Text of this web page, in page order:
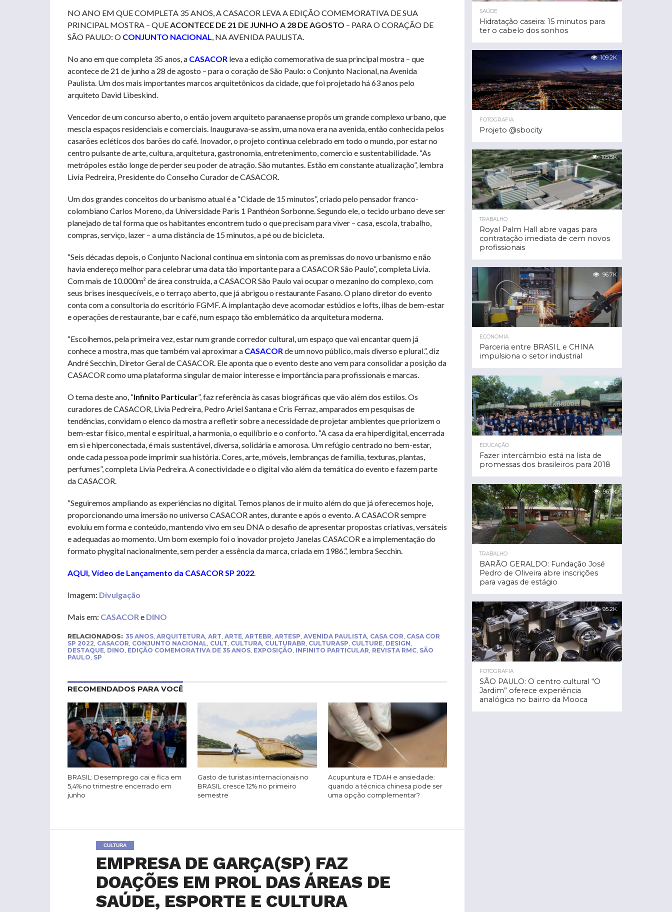
NO ANO EM QUE COMPLETA 35 ANOS, A CASACOR LEVA A EDIÇÃO COMEMORATIVA DE SUA
PRINCIPAL MOSTRA – QUEACONTECE DE 21 DE JUNHO A 28 DE AGOSTO – PARA O CORAÇÃO DE
SÃO PAULO: O CONJUNTO NACIONAL, NA AVENIDA PAULISTA.
No ano em que completa 35 anos, a CASACORleva a edição comemorativa de sua principal mostra – que
acontece de 21 de junho a 28 de agosto – para o coração de São Paulo: o Conjunto Nacional, na Avenida
Paulista. Um dos mais importantes marcos arquitetônicos da cidade, que foi projetado há 63 anos pelo
arquiteto David Libeskind.
Vencedor de um concurso aberto, o então jovem arquiteto paranaense propôs um grande complexo urbano, que
mescla espaços residenciais e comerciais. Inaugurava-se assim, uma nova era na avenida, então conhecida pelos
casarões ecléticos dos barões do café. Inovador, o projeto continua celebrado em todo o mundo, por estar no
centro pulsante de arte, cultura, arquitetura, gastronomia, entretenimento, comercio e sustentabilidade. “As
metrópoles estão longe de perder seu poder de atração. São mutantes. Estão em constante atualização”, lembra
Livia Pedreira, Presidente do Conselho Curador de CASACOR.
Um dos grandes conceitos do urbanismo atual é a “Cidade de 15 minutos”, criado pelo pensador franco-
colombiano Carlos Moreno, da Universidade Paris 1 Panthéon Sorbonne. Segundo ele, o tecido urbano deve ser
planejado de tal forma que os habitantes encontrem tudo o que precisam para viver – casa, escola, trabalho,
compras, serviço, lazer – a uma distância de 15 minutos, a pé ou de bicicleta.
“Seis décadas depois, o Conjunto Nacional continua em sintonia com as premissas do novo urbanismo e não
havia endereço melhor para celebrar uma data tão importante para a CASACOR São Paulo”, completa Livia.
Com mais de 10.000m² de área construída, a CASACOR São Paulo vai ocupar o mezanino do complexo, com
seus brises inesquecíveis, e o terraço aberto, que já abrigou o restaurante Fasano. O plano diretor do evento
conta com a consultoria do escritório FGMF. A implantação deve acomodar estúdios e lofts, ilhas de bem-estar
e operações de restaurante, bar e café, num espaço tão emblemático da arquitetura moderna.
“Escolhemos, pela primeira vez, estar num grande corredor cultural, um espaço que vai encantar quem já
conhece a mostra, mas que também vai aproximar a CASACORde um novo público, mais diverso e plural.”, diz
André Secchin, Diretor Geral de CASACOR. Ele aponta que o evento deste ano vem para consolidar a posição da
CASACOR como uma plataforma singular de maior interesse e importância para profissionais e marcas.
O tema deste ano, “Infinito Particular”, faz referência às casas biográficas que vão além dos estilos. Os
curadores de CASACOR, Livia Pedreira, Pedro Ariel Santana e Cris Ferraz, amparados em pesquisas de
tendências, convidam o elenco da mostra a refletir sobre a necessidade de projetar ambientes que priorizem o
bem-estar físico, mental e espiritual, a harmonia, o equilíbrio e o conforto. “A casa da era hiperdigital, encerrada
em si e hiperconectada, é mais sustentável, diversa, solidária e amorosa. Um refúgio centrado no bem-estar,
onde cada pessoa pode imprimir sua história. Cores, arte, móveis, lembranças de família, texturas, plantas,
perfumes”, completa Livia Pedreira. A conectividade e o digital vão além da temática do evento e fazem parte
da CASACOR.
“Seguiremos ampliando as experiências no digital. Temos planos de ir muito além do que já oferecemos hoje,
proporcionando uma imersão no universo CASACOR antes, durante e após o evento. A CASACOR sempre
evoluiu em forma e conteúdo, mantendo vivo em seu DNA o desafio de apresentar propostas criativas, versáteis
e adequadas ao momento. Um bom exemplo foi o inovador projeto Janelas CASACOR e a implementação do
formato phygital nacionalmente, sem perder a essência da marca, criada em 1986.”, lembra Secchin.
AQUI, Vídeo de Lançamento da CASACOR SP 2022.
Imagem: Divulgação
Mais em: CASACOR e DINO
RELACIONADOS: 35 ANOS, ARQUITETURA, ART, ARTE, ARTEBR, ARTESP, AVENIDA PAULISTA, CASA COR, CASA COR
SP 2022, CASACOR, CONJUNTO NACIONAL, CULT, CULTURA, CULTURABR, CULTURASP, CULTURE, DESIGN,
DESTAQUE, DINO, EDIÇÃO COMEMORATIVA DE 35 ANOS, EXPOSIÇÃO, INFINITO PARTICULAR, REVISTA RMC, SÃO
PAULO, SP
RECOMENDADOS PARA VOCÊ
BRASIL: Desemprego cai e fica em
5,4% no trimestre encerrado em
junho
Gasto de turistas internacionais no
BRASIL cresce 12% no primeiro
semestre
Acupuntura e TDAH e ansiedade:
quando a técnica chinesa pode ser
uma opção complementar?
CULTURA
EMPRESA DE GARÇA(SP) FAZ
DOAÇÕES EM PROL DAS ÁREAS DE
SAÚDE, ESPORTE E CULTURA
SAÚDE
Hidratação caseira: 15 minutos para
ter o cabelo dos sonhos
109.2K
FOTOGRAFIA
Projeto @sbocity
105.5K
TRABALHO
Royal Palm Hall abre vagas para
contratação imediata de cem novos
profissionais
96.7K
ECONOMIA
Parceria entre BRASIL e CHINA
impulsiona o setor industrial
96.3K
EDUCAÇÃO
Fazer intercâmbio está na lista de
promessas dos brasileiros para 2018
96.3K
TRABALHO
BARÃO GERALDO: Fundação José
Pedro de Oliveira abre inscrições
para vagas de estágio
95.2K
FOTOGRAFIA
SÃO PAULO: O centro cultural “O
Jardim” oferece experiência
analógica no bairro da Mooca